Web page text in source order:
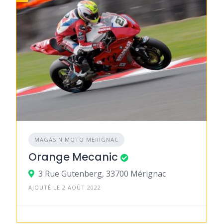
MAGASIN MOTO MERIGNAC
Orange Mecanic
3 Rue Gutenberg, 33700 Mérignac
AJOUTÉ LE 2 AOÛT 2022